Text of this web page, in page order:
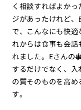
く相談すればよか
ジがあったけれど
で、こんなにも快
れからは食事も会
れました。Eさんの
するだけでなく、
の質そのものを高
す。